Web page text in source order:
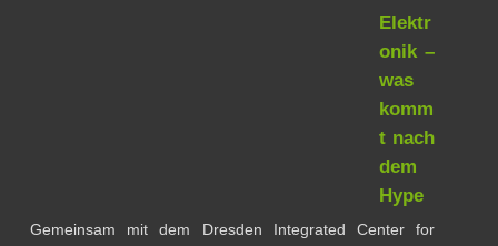
Elektr
onik –
was
komm
t nach
dem
Hype
Gemeinsam mit dem Dresden Integrated Center for